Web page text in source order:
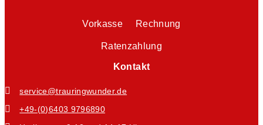
Vorkasse Rechnung
Ratenzahlung
Kontakt
service@trauringwunder.de
+49-(0)6403 9796890